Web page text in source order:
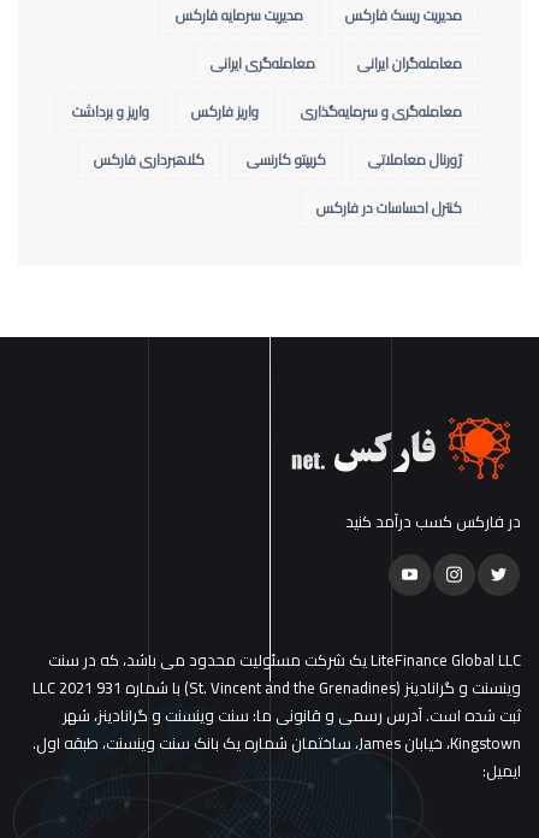
مدیریت ریسک فارکس
مدیریت سرمایه فارکس
معامله‌گران ایرانی
معامله‌گری ایرانی
معامله‌گری و سرمایه‌گذاری
واریز فارکس
واریز و برداشت
ژورنال معاملاتی
کریپتو کارنسی
کلاهبرداری فارکس
کنترل احساسات در فارکس
در فارکس کسب درآمد کنید
LiteFinance Global LLC یک شرکت مسئولیت محدود می باشد، که در سنت
وینسنت و گرانادینز (St. Vincent and the Grenadines) با شماره 931 LLC 2021
ثبت شده است. آدرس رسمی و قانونی ما: سنت وینسنت و گرانادینز، شهر
Kingstown، خیابان James، ساختمان شماره یک بانک سنت وینسنت، طبقه اول.
ایمیل: